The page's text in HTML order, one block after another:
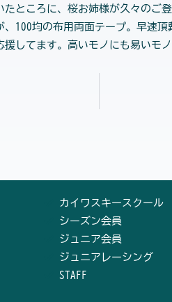
ところに、桜お姉様が久々のご
100均の布用両面テープ。早速
してます。高いモノにも易いモ
カイワスキースクール
シーズン会員
ジュニア会員
ジュニアレーシング
STAFF